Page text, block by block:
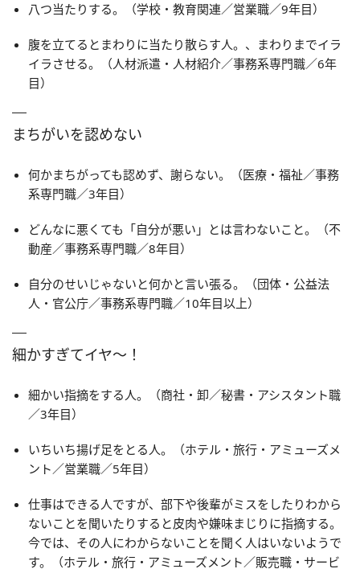
八つ当たりする。（学校・教育関連／営業職／9年目）
腹を立てるとまわりに当たり散らす人。、まわりまでイラ
イラさせる。（人材派遣・人材紹介／事務系専門職／6年
目）
まちがいを認めない
何かまちがっても認めず、謝らない。（医療・福祉／事務
系専門職／3年目）
どんなに悪くても「自分が悪い」とは言わないこと。（不
動産／事務系専門職／8年目）
自分のせいじゃないと何かと言い張る。（団体・公益法
人・官公庁／事務系専門職／10年目以上）
細かすぎてイヤ〜！
細かい指摘をする人。（商社・卸／秘書・アシスタント職
／3年目）
いちいち揚げ足をとる人。（ホテル・旅行・アミューズメ
ント／営業職／5年目）
仕事はできる人ですが、部下や後輩がミスをしたりわから
ないことを聞いたりすると皮肉や嫌味まじりに指摘する。
今では、その人にわからないことを聞く人はいないようで
す。（ホテル・旅行・アミューズメント／販売職・サービ